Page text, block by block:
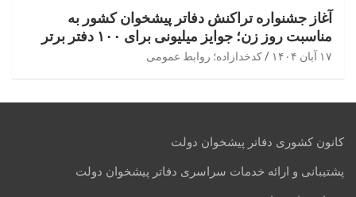
آغاز جشنواره تراکنش دفاتر پیشخوان کشور به
مناسبت روز زن؛ جوایز میلیونی برای ۱۰۰ دفتر برتر
۱۷ آبان ۱۴۰۴ کدخدازاده؛ روابط عمومی
کانون کشوری دفاتر پیشخوان دولت
پشتیبانی و ارائه خدمات سراسری دفاتر پیشخوان دولت